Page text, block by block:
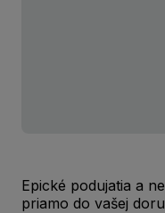
Epické podujatia a
priamo do vašej